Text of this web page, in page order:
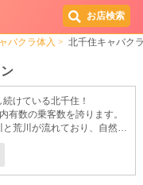
お店検索
バクラ体入 北千住キャバク
けている北千住！
有数の乗客数を誇ります。
荒川が流れており、自然豊
リングロード』には、平日
わいを見せています！